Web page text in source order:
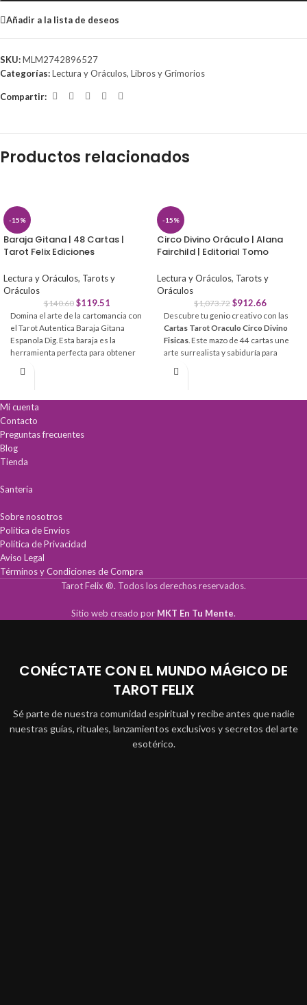
Añadir a la lista de deseos
SKU:MLM2742896527
Categorías:Lectura y Oráculos, Libros y Grimorios
Compartir:
Productos relacionados
-15%
Baraja Gitana | 48 Cartas |
Tarot Felix Ediciones
Lectura y Oráculos, Tarots y
Oráculos
$140.60 $119.51
Domina el arte de la cartomancia con
el Tarot Autentica Baraja Gitana
Espanola Dig. Esta baraja es la
herramienta perfecta para obtener
complicaciones.
incluye significados impresos para
lecturas inmediatas y precisas.
Aprendizaje acelerado:
principiantes que buscan resultados
profesionales desde el primer uso.
perfecto para el uso frecuente.
-15%
Circo Divino Oráculo | Alana
Fairchild | Editorial Tomo
Lectura y Oráculos, Tarots y
Oráculos
$1,073.72 $912.66
Descubre tu genio creativo con las
Cartas Tarot Oraculo Circo Divino
Fisicas . Este mazo de 44 cartas une
arte surrealista y sabiduría para
sin límites.
Mi cuenta
Contacto
Preguntas frecuentes
Blog
Tienda
Santería
Sobre nosotros
Política de Envíos
Política de Privacidad
Aviso Legal
Términos y Condiciones de Compra
Tarot Felix ®. Todos los derechos reservados.
Sitio web creado por MKT En Tu Mente.
CONÉCTATE CON EL MUNDO MÁGICO DE
TAROT FELIX
Sé parte de nuestra comunidad espiritual y recibe antes que nadie
nuestras guías, rituales, lanzamientos exclusivos y secretos del arte
esotérico.